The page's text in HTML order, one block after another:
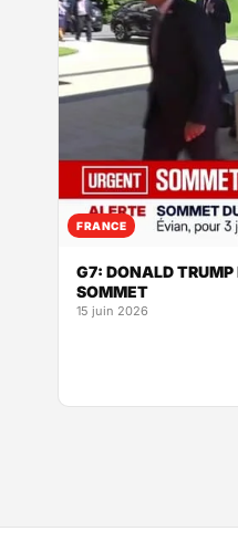
FRANCE
G7: DONALD
SOMMET
15 juin 2026